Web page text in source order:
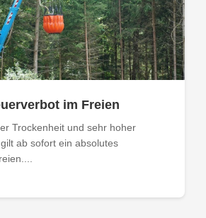
im Freien
Trockenheit und sehr hoher
ab sofort ein absolutes